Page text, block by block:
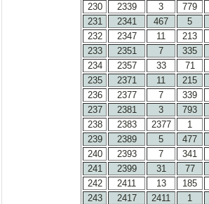
230
2339 3 779
231
2341 467 5
232
2347 11 213
233
2351 7 335
234
2357 33 71
235
2371 11 215
236
2377 7 339
237
2381 3 793
238
2383 2377 1
239
2389 5 477
240
2393 7 341
241
2399 31 77
242
2411 13 185
243
2417 2411 1